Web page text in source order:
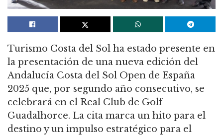
Turismo Costa del Sol ha estado presente en
la presentación de una nueva edición del
Andalucía Costa del Sol Open de España
2025 que, por segundo año consecutivo, se
celebrará en el Real Club de Golf
Guadalhorce. La cita marca un hito para el
destino y un impulso estratégico para el